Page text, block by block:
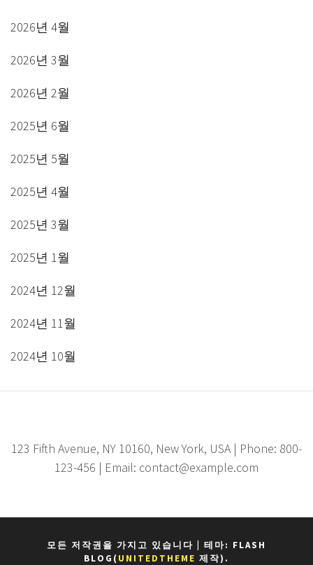
2026년 4월
2026년 3월
2026년 2월
2025년 6월
2025년 5월
2025년 4월
2025년 3월
2025년 1월
2024년 12월
2024년 11월
2024년 10월
123 Fifth Avenue, NY 10160, New York, USA | Phone: 800-
123-456 | Email: contact@example.com
모든 저작권을 가지고 있습니다
테마: FLASH
BLOG(UNITEDTHEME 제작).